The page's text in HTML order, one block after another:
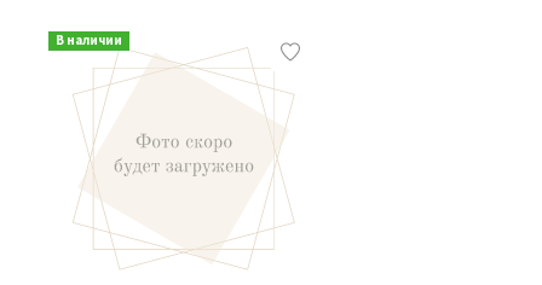
В наличии